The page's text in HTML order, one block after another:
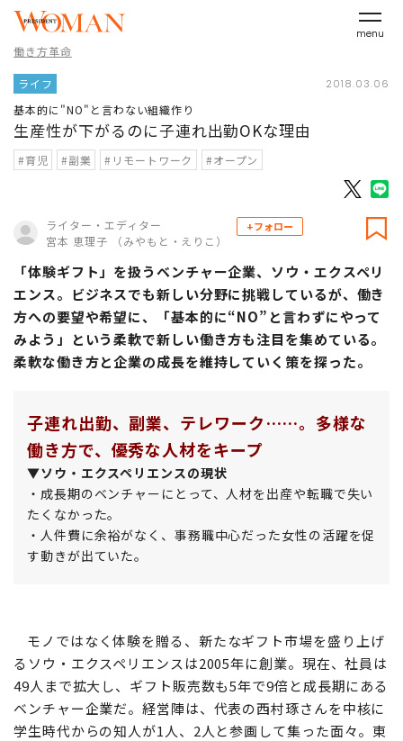
menu
働き方革命
ライフ 2018.03.06
基本的に"NO"と言わない組織作り
生産性が下がるのに子連れ出勤OKな理由
#育児 #副業 #リモートワーク #オープン
ライター・エディター
宮本 恵理子 （みやもと・えりこ）
+フォロー
「体験ギフト」を扱うベンチャー企業、ソウ・エクスペリ
エンス。ビジネスでも新しい分野に挑戦しているが、働き
方への要望や希望に、「基本的に“NO”と言わずにやって
みよう」という柔軟で新しい働き方も注目を集めている。
柔軟な働き方と企業の成長を維持していく策を探った。
子連れ出勤、副業、テレワーク……。多様な
働き方で、優秀な人材をキープ
▼ソウ・エクスペリエンスの現状
・成長期のベンチャーにとって、人材を出産や転職で失い
たくなかった。
・人件費に余裕がなく、事務職中心だった女性の活躍を促
す動きが出ていた。
モノではなく体験を贈る、新たなギフト市場を盛り上げ
るソウ・エクスペリエンスは2005年に創業。現在、社員は
49人まで拡大し、ギフト販売数も5年で9倍と成長期にある
ベンチャー企業だ。経営陣は、代表の西村琢さんを中核に
学生時代からの知人が1人、2人と参画して集った面々。東